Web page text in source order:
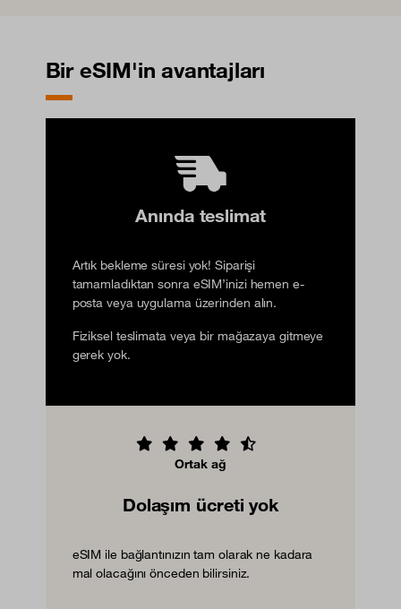
Bir eSIM'in avantajları
Anında teslimat
Artık bekleme süresi yok! Siparişi
tamamladıktan sonra eSIM’inizi hemen e-
posta veya uygulama üzerinden alın.
Fiziksel teslimata veya bir mağazaya gitmeye
gerek yok.
Ortak ağ
Dolaşım ücreti yok
eSIM ile bağlantınızın tam olarak ne kadara
mal olacağını önceden bilirsiniz.